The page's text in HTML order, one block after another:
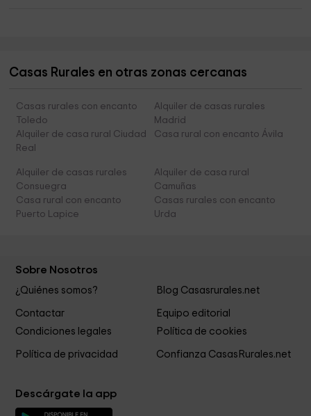
Casas Rurales en otras zonas cercanas
Casas rurales con encanto
Toledo
Alquiler de casas rurales
Madrid
Alquiler de casa rural Ciudad
Real
Casa rural con encanto Ávila
Alquiler de casas rurales
Consuegra
Alquiler de casa rural
Camuñas
Casa rural con encanto
Puerto Lapice
Casas rurales con encanto
Urda
Sobre Nosotros
¿Quiénes somos? Blog Casasrurales.net
Contactar
Equipo editorial
Condiciones legales
Política de cookies
Política de privacidad Confianza CasasRurales.net
Descárgate la app